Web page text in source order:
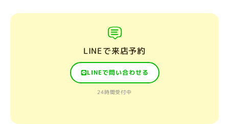
LINEで来店予約
LINEで問い合わせる
24時間受付中